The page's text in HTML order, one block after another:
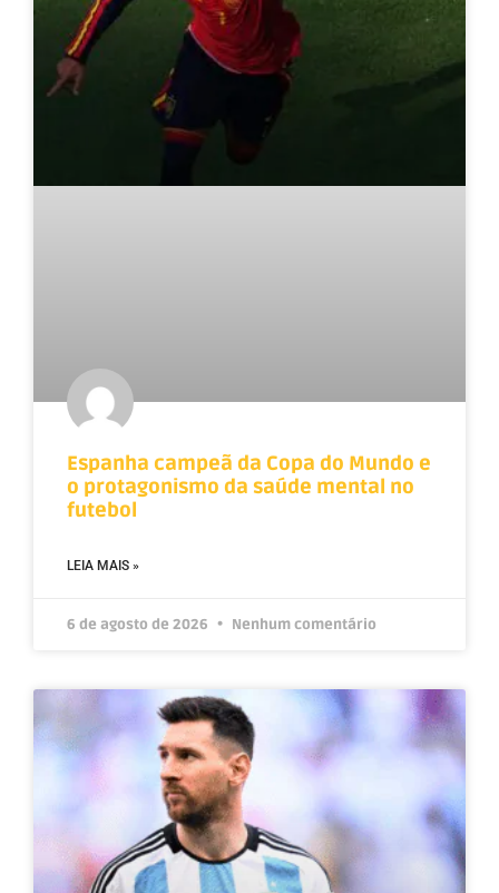
Espanha campeã da Copa do Mundo e
o protagonismo da saúde mental no
futebol
LEIA MAIS »
6 de agosto de 2026 Nenhum comentário